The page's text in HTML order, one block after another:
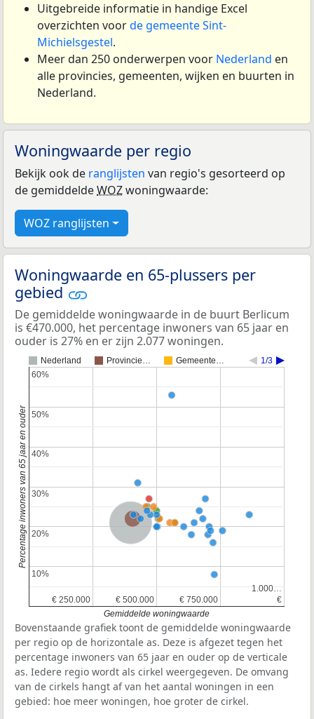
Uitgebreide informatie in handige Excel
overzichten voorde gemeente Sint-
Michielsgestel.
Meer dan 250 onderwerpen voor Nederland en
alle provincies, gemeenten, wijken en buurten in
Nederland.
Woningwaarde per regio
Bekijk ook de ranglijsten van regio's gesorteerd op
de gemiddeldeWOZwoningwaarde:
WOZ ranglijsten
Woningwaarde en 65-plussers per
gebied
De gemiddelde woningwaarde in de buurt Berlicum
is €470.000, het percentage inwoners van 65 jaar en
ouder is 27% en er zijn 2.077 woningen.
Nederland Provincie… Gemeente… 1/3
Nederland
Provincie Noord-Brabant
€ 250.000
€ 250.000 € 500.000
€ 500.000 € 750.000
€ 750.000 €
€
1.000…
1.000…
10%
10%
20%
20%
30%
30%
40%
40%
50%
50%
60%
60%
Gemiddelde woningwaarde
Percentage inwoners van 65 jaar en ouder
Bovenstaande grafiek toont de gemiddelde woningwaarde
per regio op de horizontale as. Deze is afgezet tegen het
percentage inwoners van 65 jaar en ouder op de verticale
as. Iedere regio wordt als cirkel weergegeven. De omvang
van de cirkels hangt af van het aantal woningen in een
gebied: hoe meer woningen, hoe groter de cirkel.